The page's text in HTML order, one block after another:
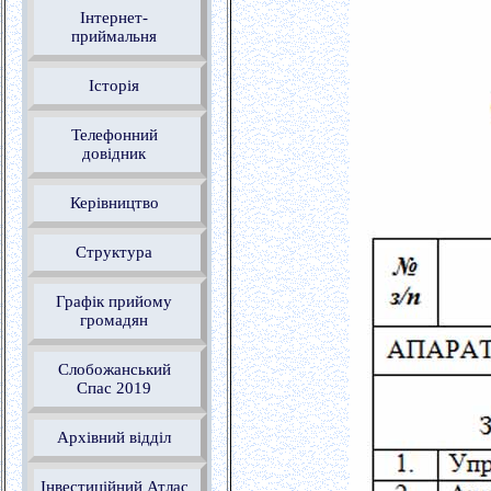
Інтернет-
приймальня
Історія
Телефонний
довідник
Керівництво
Структура
Графік прийому
громадян
Слобожанський
Спас 2019
Архівний відділ
Інвестиційний Атлас